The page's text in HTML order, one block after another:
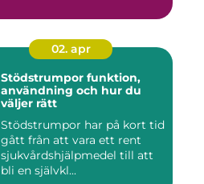
02. apr
Stödstrumpor funktion,
användning och hur du
väljer rätt
Stödstrumpor har på kort tid
gått från att vara ett rent
sjukvårdshjälpmedel till att
bli en självkl...